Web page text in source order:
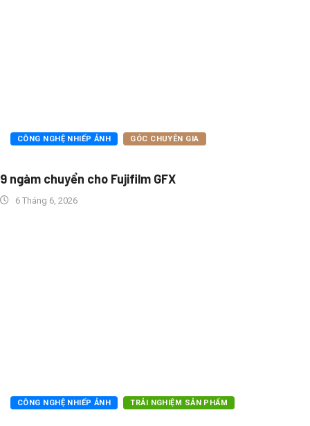
CÔNG NGHỆ NHIẾP ẢNH GÓC CHUYÊN GIA
9 ngàm chuyển cho Fujifilm GFX
6 Tháng 6, 2026
CÔNG NGHỆ NHIẾP ẢNH TRẢI NGHIỆM SẢN PHẨM